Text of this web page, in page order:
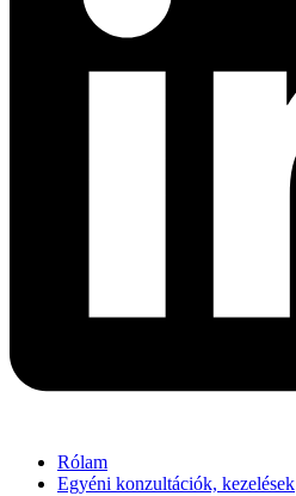
Rólam
Egyéni konzultációk, kezelések